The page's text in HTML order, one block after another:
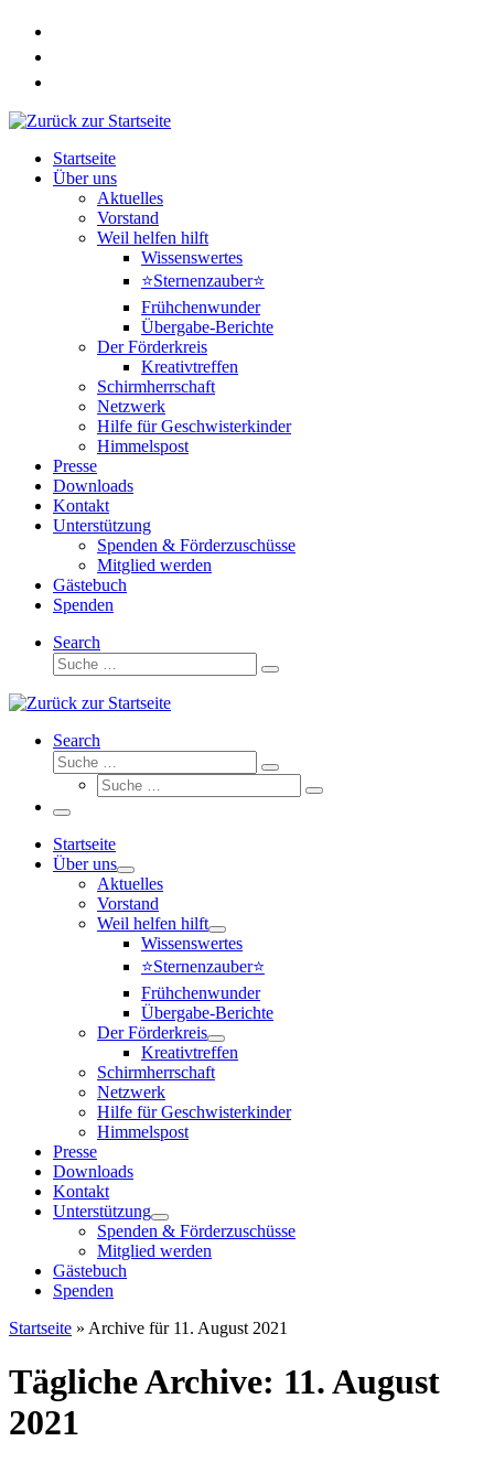
Zum
springen
Startseite
Über uns
Aktuelles
Vorstand
Weil helfen hilft
Wissenswertes
⭐Sternenzauber⭐
Frühchenwunder
Übergabe-Berichte
Der Förderkreis
Kreativtreffen
Schirmherrschaft
Netzwerk
Hilfe für Geschwisterkinder
Himmelspost
Presse
Downloads
Kontakt
Unterstützung
Spenden & Förderzuschüsse
Mitglied werden
Gästebuch
Spenden
Search
Suche
Suche
Search
Suche
Suche
Suche
Suche
Menü
Startseite
Über uns
Aktuelles
Vorstand
Weil helfen hilft
Wissenswertes
⭐Sternenzauber⭐
Frühchenwunder
Übergabe-Berichte
Der Förderkreis
Kreativtreffen
Schirmherrschaft
Netzwerk
Hilfe für Geschwisterkinder
Himmelspost
Presse
Downloads
Kontakt
Unterstützung
Spenden & Förderzuschüsse
Mitglied werden
Gästebuch
Spenden
Startseite » Archive für 11. August 2021
Tägliche Archive: 11. August
2021